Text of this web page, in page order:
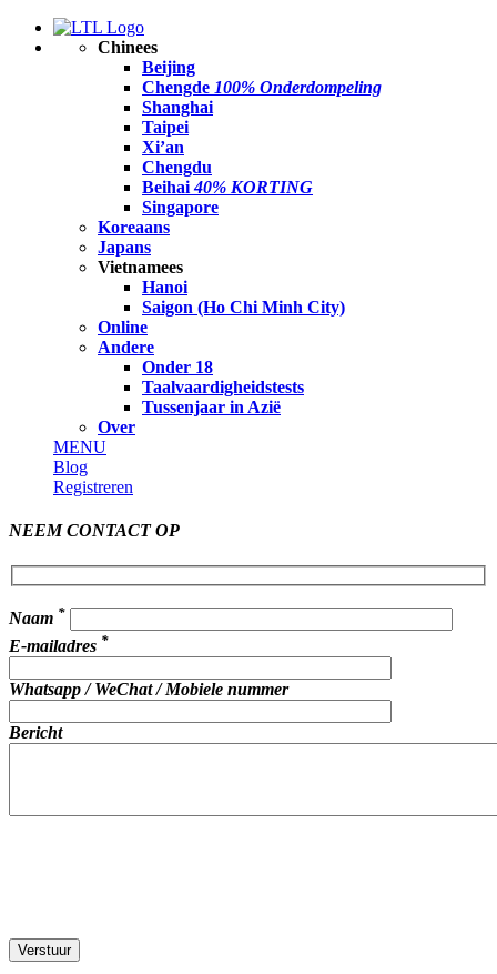
Chinees
Beijing
Chengde 100% Onderdompeling
Shanghai
Taipei
Xi’an
Chengdu
Beihai40% KORTING
Singapore
Koreaans
Japans
Vietnamees
Hanoi
Saigon (Ho Chi Minh City)
Online
Andere
Onder 18
Taalvaardigheidstests
Tussenjaar in Azië
Over
MENU
Blog
Registreren
NEEM CONTACT OP
Naam *
E-mailadres *
Whatsapp / WeChat / Mobiele nummer
Bericht